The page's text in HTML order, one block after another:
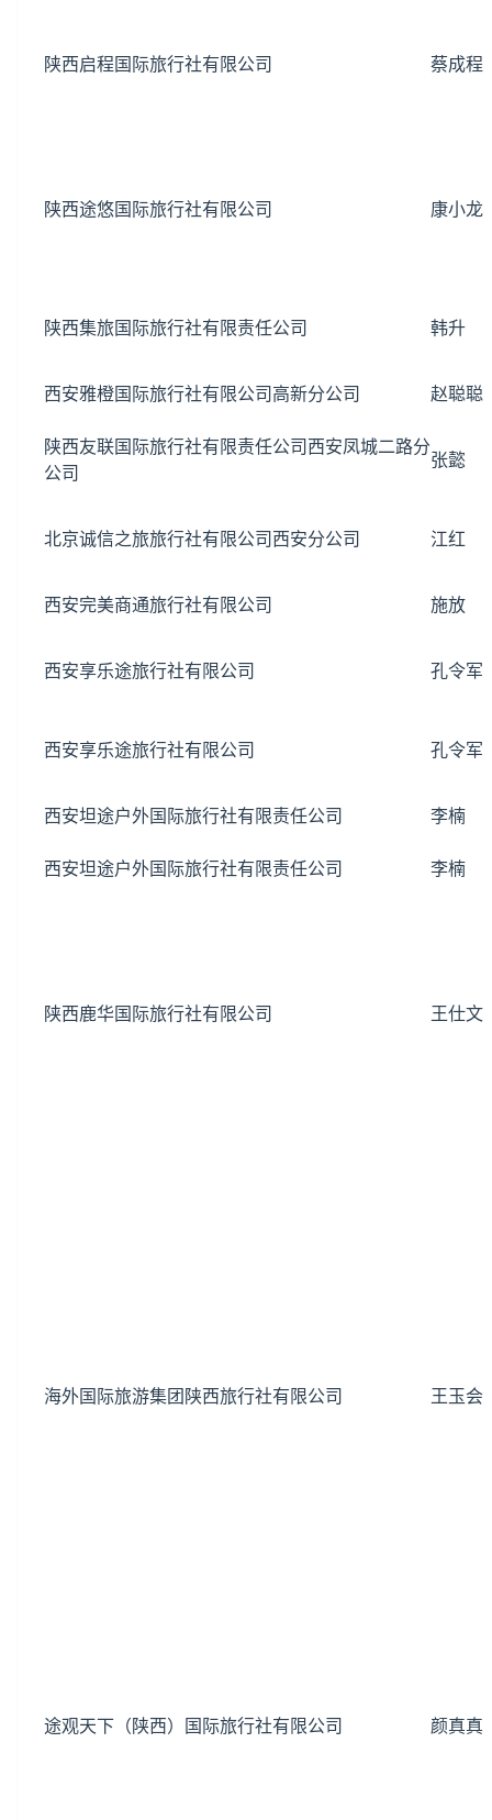
陕西启程国际旅行社有限公司 蔡成程
陕西途悠国际旅行社有限公司 康小龙
陕西集旅国际旅行社有限责任公司 韩升
西安雅橙国际旅行社有限公司高新分公司 赵聪聪
陕西友联国际旅行社有限责任公司西安凤城二路分
公司
张懿
北京诚信之旅旅行社有限公司西安分公司 江红
西安完美商通旅行社有限公司 施放
西安享乐途旅行社有限公司 孔令军
西安享乐途旅行社有限公司 孔令军
西安坦途户外国际旅行社有限责任公司 李楠
西安坦途户外国际旅行社有限责任公司 李楠
陕西鹿华国际旅行社有限公司 王仕文
海外国际旅游集团陕西旅行社有限公司 王玉会
途观天下（陕西）国际旅行社有限公司 颜真真